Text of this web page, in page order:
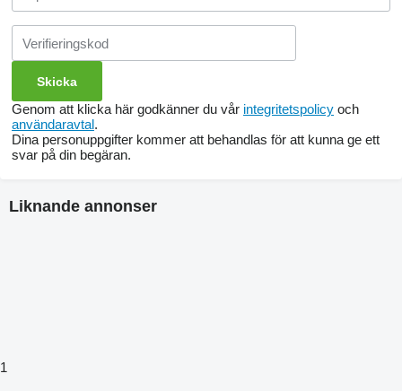
Genom att klicka här godkänner du vår integritetspolicy och
användaravtal.
Dina personuppgifter kommer att behandlas för att kunna ge ett
svar på din begäran.
Liknande annonser
1